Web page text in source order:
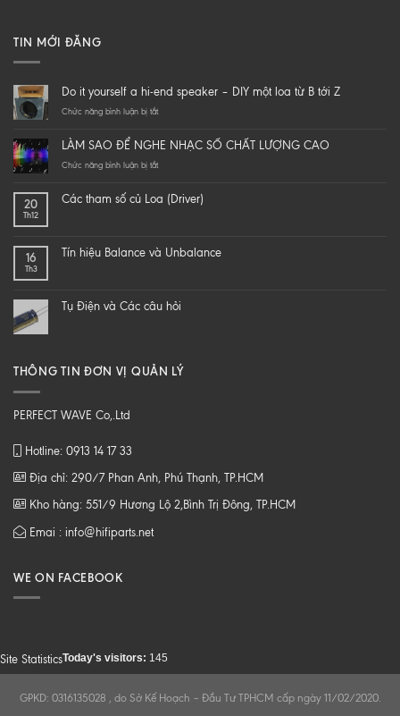
TIN MỚI ĐĂNG
Do it yourself a hi-end speaker – DIY một loa từ B tới Z
Chức năng bình luận bị tắtở
yourself
a
speaker
loa
Z
LÀM SAO ĐỂ NGHE NHẠC SỐ CHẤT LƯỢNG CAO
Chức năng bình luận bị tắtở
ĐỂ
CHẤT
20
Th12
Các tham số củ Loa (Driver)
16
Th3
Tín hiệu Balance và Unbalance
Tụ Điện và Các câu hỏi
THÔNG TIN ĐƠN VỊ QUẢN LÝ
PERFECT WAVE Co,.Ltd
Hotline: 0913 14 17 33
Địa chỉ: 290/7 Phan Anh, Phú Thạnh, TP.HCM
Kho hàng: 551/9 Hương Lộ 2,Bình Trị Đông, TP.HCM
Emai : info@hifiparts.net
WE ON FACEBOOK
Site StatisticsToday's visitors: 145
GPKD: 0316135028 , do Sở Kế Hoạch – Đầu Tư TPHCM cấp ngày 11/02/2020.